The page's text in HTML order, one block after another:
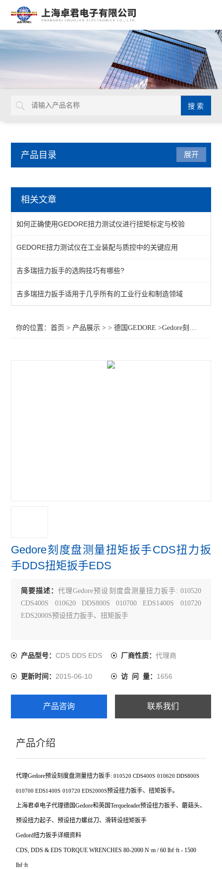
产品目录
延长杆
棘轮头
动态扭矩测试仪
扭力测试仪
接地螺柱扳手
展开
相关文章
如何正确使用GEDORE扭力测试仪进行扭矩标定与校验
GEDORE扭力测试仪在工业装配与质控中的关键应用
吉多瑞扭力扳手的选购技巧有哪些?
吉多瑞扭力扳手适用于几乎所有的工业行业和制造领域
你的位置：首页 > 产品展示 > >德国GEDORE >Gedore刻度盘测量扭矩扳手CDS扭力扳手DDS扭矩扳手EDS
Gedore刻度盘测量扭矩扳手CDS扭力扳
手DDS扭矩扳手EDS
简要描述：代理Gedore预设刻度盘测量扭力扳手: 010520
CDS400S 010620 DDS800S 010700 EDS1400S 010720
EDS2000S预设扭力扳手、扭矩扳手
产品型号：CDS DDS EDS 厂商性质： 代理商
更新时间：2015-06-10 访 问 量： 1656
产品咨询 联系我们
产品介绍
代理Gedore预设刻度盘测量扭力扳手: 010520CDS400S 010620DDS800S
010700EDS1400S 010720EDS2000S预设扭力扳手、扭矩扳手。
上海君卓电子代理德国Gedore和英国Terqueleader预设扭力扳手、蘑菇头、
预设扭力起子、预设扭力螺丝刀、滑转设扭矩扳手
Gedord扭力扳手详细资料
CDS, DDS & EDS TORQUE WRENCHES 80-2000 N·m / 60 lbf·ft - 1500
lbf·ft